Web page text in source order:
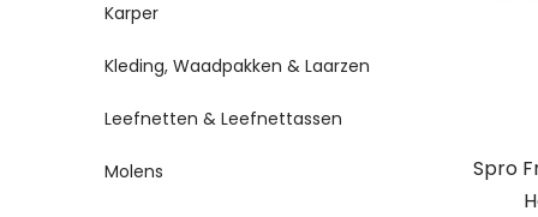
Spro
Karper
Kleding, Waadpakken & Laarzen
Leefnetten & Leefnettassen
Molens